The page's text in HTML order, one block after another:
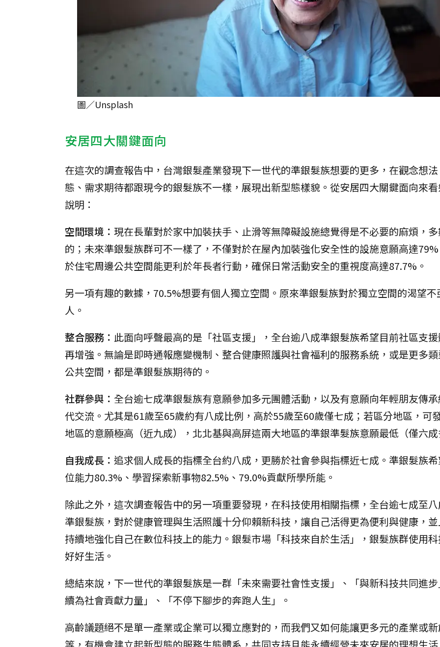
圖／Unsplash
安居四大關鍵面向
在這次的調查報告中，台灣銀髮產業發現下一世代的準銀髮族想要的更多，在觀念想
態、需求期待都跟現今的銀髮族不一樣，展現出新型態樣貌。從安居四大關鍵面向來
說明：
空間環境： 現在長輩對於家中加裝扶手、止滑等無障礙設施總覺得是不必要的麻煩，
的；未來準銀髮族群可不一樣了，不僅對於在屋內加裝強化安全性的設施意願高達
於住宅周邊公共空間能更利於年長者行動，確保日常活動安全的重視度高達87.7%。
另一項有趣的數據，70.5%想要有個人獨立空間。原來準銀髮族對於獨立空間的渴望不
人。
整合服務： 此面向呼聲最高的是「社區支援」，全台逾八成準銀髮族希望目前社區支
再增強。無論是即時通報應變機制、整合健康照護與社會福利的服務系統，或是更多
公共空間，都是準銀髮族期待的。
社群參與： 全台逾七成準銀髮族有意願參加多元團體活動，以及有意願向年輕朋友傳
代交流。尤其是61歲至65歲約有八成比例，高於55歲至60歲僅七成；若區分地區，可
地區的意願極高（近九成），北北基與高屏這兩大地區的準銀準髮族意願最低（僅六
自我成長： 追求個人成長的指標全台約八成，更勝於社會參與指標近七成。準銀髮族
位能力80.3%、學習探索新事物82.5%、79.0%貢獻所學所能。
除此之外，這次調查報告中的另一項重要發現，在科技使用相關指標，全台逾七成至
準銀髮族，對於健康管理與生活照護十分仰賴新科技，讓自己活得更為便利與健康，
持續地強化自己在數位科技上的能力。銀髮市場「科技來自於生活」，銀髮族群使用
好好生活。
總結來說，下一世代的準銀髮族是一群「未來需要社會性支援」、「與新科技共同進
續為社會貢獻力量」、「不停下腳步的奔跑人生」。
高齡議題絕不是單一產業或企業可以獨立應對的，而我們又如何能讓更多元的產業或